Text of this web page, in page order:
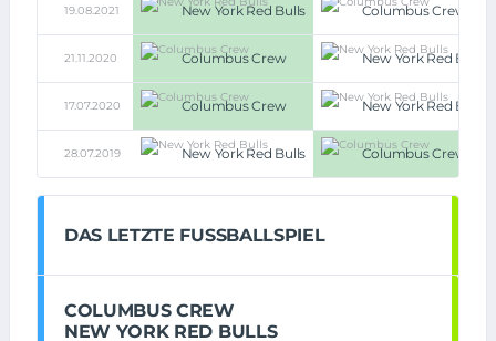
19.08.2021 New York Red Bulls Columbus Crew
21.11.2020 Columbus Crew New York Red Bulls
17.07.2020 Columbus Crew New York Red Bulls
28.07.2019 New York Red Bulls Columbus Crew
DAS LETZTE FUSSBALLSPIEL
COLUMBUS CREW
NEW YORK RED BULLS